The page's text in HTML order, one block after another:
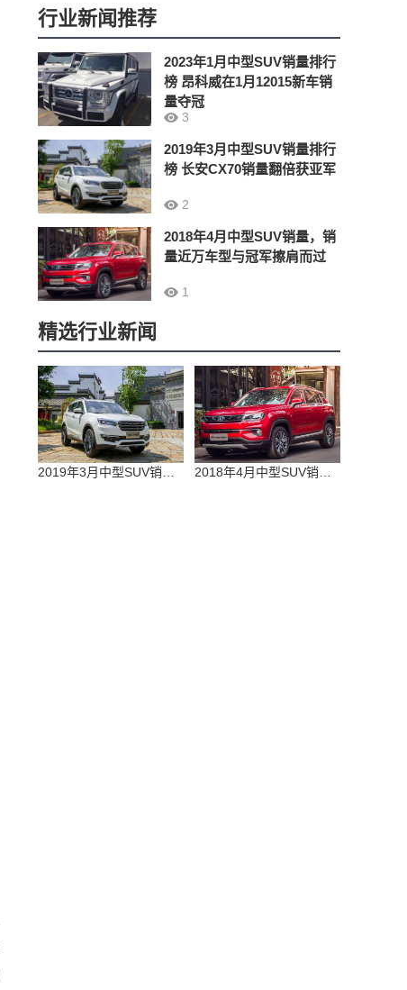
行业新闻推荐
2023年1月中型SUV销量排行
榜 昂科威在1月12015新车销
量夺冠
3
2019年3月中型SUV销量排行
榜 长安CX70销量翻倍获亚军
2
2018年4月中型SUV销量，销
量近万车型与冠军擦肩而过
1
精选行业新闻